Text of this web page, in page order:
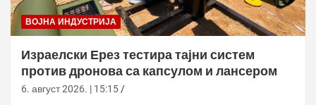
ВОЈНА ИНДУСТРИЈА
Израелски Ерез тестира тајни систем
против дронова са капсулом и лансером
6. август 2026. | 15:15